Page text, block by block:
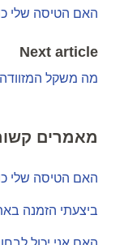
האם הטיסה שלי
Next article
מה משקל
מאמרים
האם הטיסה שלי
ביצעתי הזמנה